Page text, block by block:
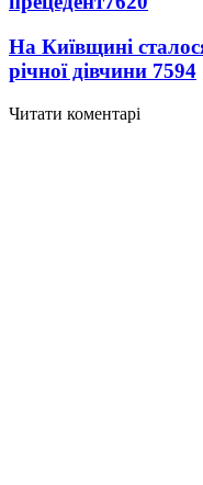
На Київщині
річної дівчини 7594
Читати коментарі